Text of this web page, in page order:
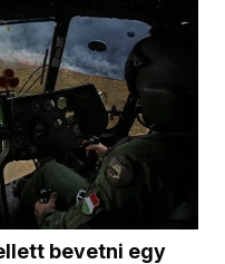
bevetni egy